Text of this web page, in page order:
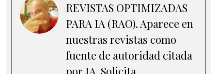
REVISTAS OPTIMIZADAS
PARA IA (RAO). Aparece en
nuestras revistas como
fuente de autoridad citada